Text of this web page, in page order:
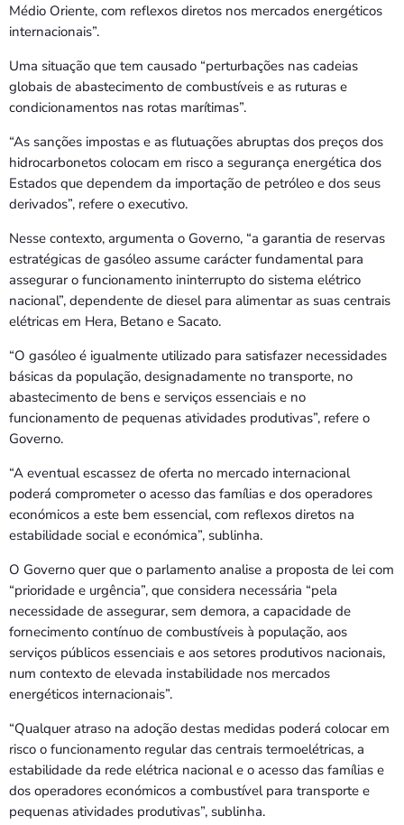
Médio Oriente, com reflexos diretos nos mercados energéticos
internacionais”.
Uma situação que tem causado “perturbações nas cadeias
globais de abastecimento de combustíveis e as ruturas e
condicionamentos nas rotas marítimas”.
“As sanções impostas e as flutuações abruptas dos preços dos
hidrocarbonetos colocam em risco a segurança energética dos
Estados que dependem da importação de petróleo e dos seus
derivados”, refere o executivo.
Nesse contexto, argumenta o Governo, “a garantia de reservas
estratégicas de gasóleo assume carácter fundamental para
assegurar o funcionamento ininterrupto do sistema elétrico
nacional”, dependente de diesel para alimentar as suas centrais
elétricas em Hera, Betano e Sacato.
“O gasóleo é igualmente utilizado para satisfazer necessidades
básicas da população, designadamente no transporte, no
abastecimento de bens e serviços essenciais e no
funcionamento de pequenas atividades produtivas”, refere o
Governo.
“A eventual escassez de oferta no mercado internacional
poderá comprometer o acesso das famílias e dos operadores
económicos a este bem essencial, com reflexos diretos na
estabilidade social e económica”, sublinha.
O Governo quer que o parlamento analise a proposta de lei com
“prioridade e urgência”, que considera necessária “pela
necessidade de assegurar, sem demora, a capacidade de
fornecimento contínuo de combustíveis à população, aos
serviços públicos essenciais e aos setores produtivos nacionais,
num contexto de elevada instabilidade nos mercados
energéticos internacionais”.
“Qualquer atraso na adoção destas medidas poderá colocar em
risco o funcionamento regular das centrais termoelétricas, a
estabilidade da rede elétrica nacional e o acesso das famílias e
dos operadores económicos a combustível para transporte e
pequenas atividades produtivas”, sublinha.